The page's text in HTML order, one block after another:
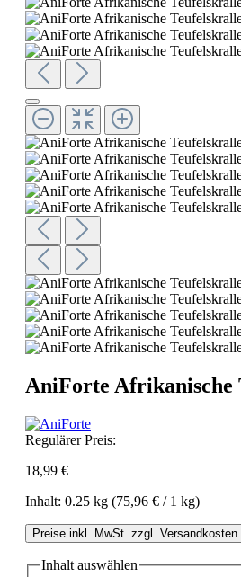
AniForte Afrikanische
Regulärer Preis:
18,99 €
Inhalt: 0.25 kg (75,96 € / 1 kg)
Preise inkl. MwSt. zzgl. Versandkosten
Inhalt auswählen